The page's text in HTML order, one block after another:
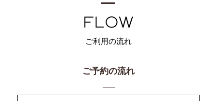
ご利用の流れ
ご予約の流れ